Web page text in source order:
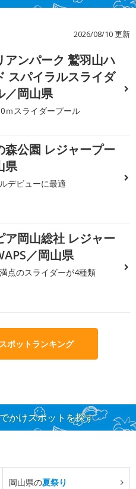
2026/08/10 更新
アンパーク 鷲羽山ハ
スパイラルスライダ
／岡山県
ｍスライダープール
森公園 レジャープー
県
デビューに最適
ア岡山総社 レジャー
／岡山県
点のスライダーが4種類
ポットランキング
かけスポットを探す
岡山県の夏祭り